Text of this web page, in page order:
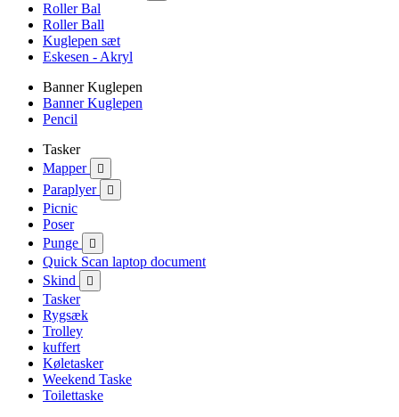
Roller Bal
Roller Ball
Kuglepen sæt
Eskesen - Akryl
Banner Kuglepen
Banner Kuglepen
Pencil
Tasker
Mapper

Paraplyer 
Picnic
Poser
Punge

Quick Scan laptop document
Skind

Tasker
Rygsæk
Trolley
kuffert
Køletasker
Weekend Taske
Toilettaske